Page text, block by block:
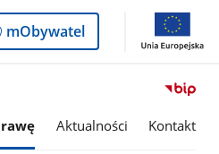
Logowanie
do
mObywatel
Aktualności Kontakt